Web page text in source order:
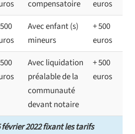
2022 fixant les tarifs
compensatoire
euros
Avec enfant (s)
mineurs
+ 500
euros
Avec liquidation
préalable de la
communauté
devant notaire
+ 500
euros